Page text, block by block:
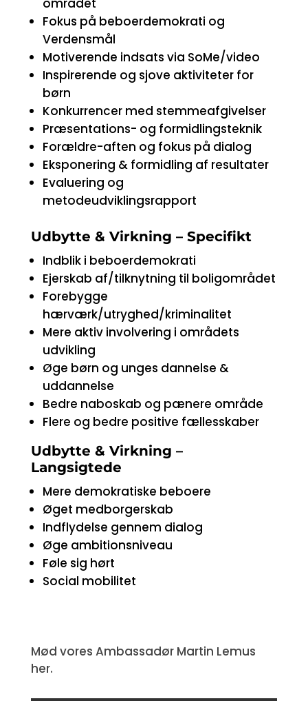
området
Fokus på beboerdemokrati og
Verdensmål
Motiverende indsats via SoMe/video
Inspirerende og sjove aktiviteter for
børn
Konkurrencer med stemmeafgivelser
Præsentations- og formidlingsteknik
Forældre-aften og fokus på dialog
Eksponering & formidling af resultater
Evaluering og
metodeudviklingsrapport
Udbytte & Virkning – Specifikt
Indblik i beboerdemokrati
Ejerskab af/tilknytning til boligområdet
Forebygge
hærværk/utryghed/kriminalitet
Mere aktiv involvering i områdets
udvikling
Øge børn og unges dannelse &
uddannelse
Bedre naboskab og pænere område
Flere og bedre positive fællesskaber
Udbytte & Virkning –
Langsigtede
Mere demokratiske beboere
Øget medborgerskab
Indflydelse gennem dialog
Øge ambitionsniveau
Føle sig hørt
Social mobilitet
Mød vores Ambassadør Martin Lemus
her.